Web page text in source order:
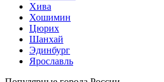
Хива
Хошимин
Цюрих
Шанхай
Эдинбург
Ярославль